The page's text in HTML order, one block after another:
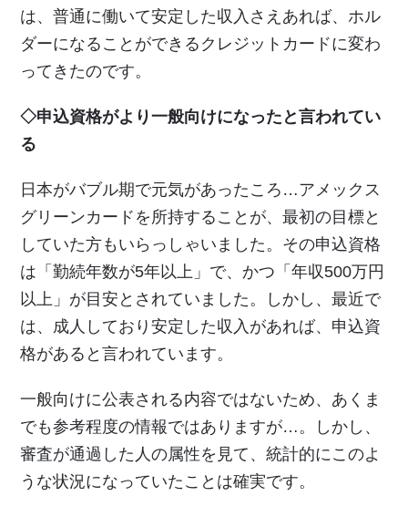
は、普通に働いて安定した収入さえあれば、ホル
ダーになることができるクレジットカードに変わ
ってきたのです。
◇申込資格がより一般向けになったと言われてい
る
日本がバブル期で元気があったころ…アメックス
グリーンカードを所持することが、最初の目標と
していた方もいらっしゃいました。その申込資格
は「勤続年数が5年以上」で、かつ「年収500万円
以上」が目安とされていました。しかし、最近で
は、成人しており安定した収入があれば、申込資
格があると言われています。
一般向けに公表される内容ではないため、あくま
でも参考程度の情報ではありますが…。しかし、
審査が通過した人の属性を見て、統計的にこのよ
うな状況になっていたことは確実です。